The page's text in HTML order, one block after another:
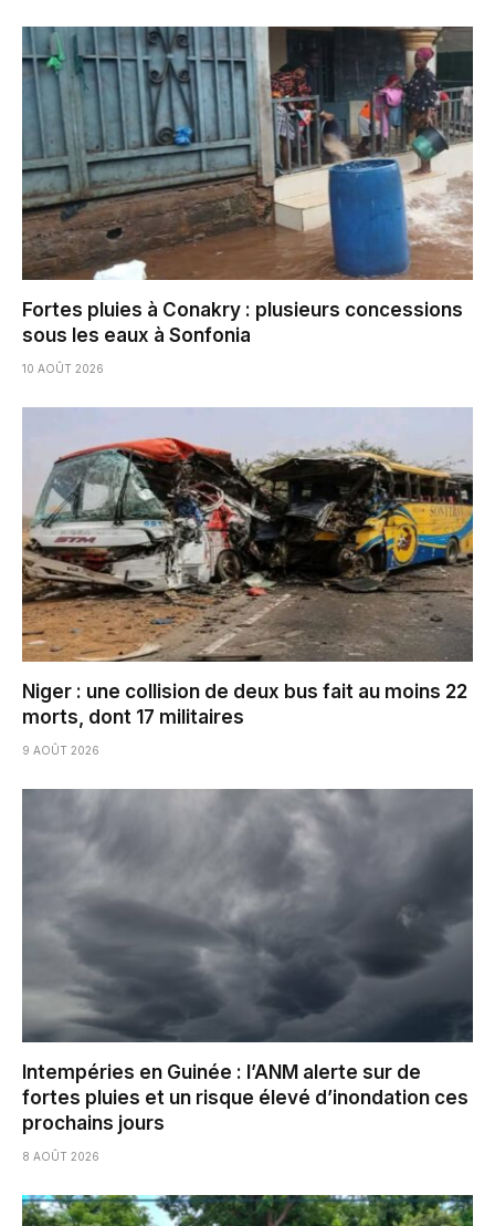
Fortes pluies à Conakry : plusieurs concessions
sous les eaux à Sonfonia
10 AOÛT 2026
Niger : une collision de deux bus fait au moins 22
morts, dont 17 militaires
9 AOÛT 2026
Intempéries en Guinée : l’ANM alerte sur de
fortes pluies et un risque élevé d’inondation ces
prochains jours
8 AOÛT 2026